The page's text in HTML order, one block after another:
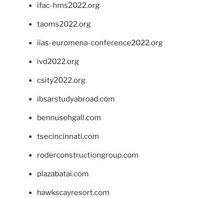
ifac-hms2022.org
taoms2022.org
iias-euromena-conference2022.org
ivd2022.org
csity2022.org
ibsarstudyabroad.com
bennusehgall.com
tsecincinnati.com
roderconstructiongroup.com
plazabatai.com
hawkscayresort.com